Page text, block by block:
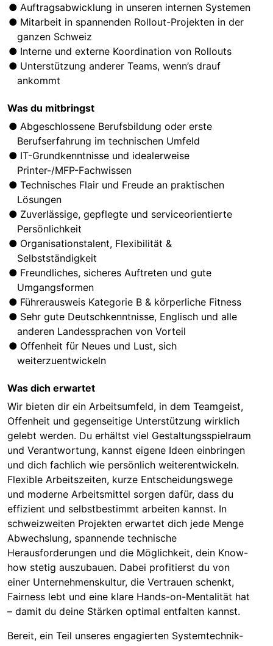
Auftragsabwicklung in unseren internen Systemen
Mitarbeit in spannenden Rollout-Projekten in der
ganzen Schweiz
Interne und externe Koordination von Rollouts
Unterstützung anderer Teams, wenn’s drauf
ankommt
Was du mitbringst
Abgeschlossene Berufsbildung oder erste
Berufserfahrung im technischen Umfeld
IT-Grundkenntnisse und idealerweise
Printer-/MFP-Fachwissen
Technisches Flair und Freude an praktischen
Lösungen
Zuverlässige, gepflegte und serviceorientierte
Persönlichkeit
Organisationstalent, Flexibilität &
Selbstständigkeit
Freundliches, sicheres Auftreten und gute
Umgangsformen
Führerausweis Kategorie B & körperliche Fitness
Sehr gute Deutschkenntnisse, Englisch und alle
anderen Landessprachen von Vorteil
Offenheit für Neues und Lust, sich
weiterzuentwickeln
Was dich erwartet
Wir bieten dir ein Arbeitsumfeld, in dem Teamgeist,
Offenheit und gegenseitige Unterstützung wirklich
gelebt werden. Du erhältst viel Gestaltungsspielraum
und Verantwortung, kannst eigene Ideen einbringen
und dich fachlich wie persönlich weiterentwickeln.
Flexible Arbeitszeiten, kurze Entscheidungswege
und moderne Arbeitsmittel sorgen dafür, dass du
effizient und selbstbestimmt arbeiten kannst. In
schweizweiten Projekten erwartet dich jede Menge
Abwechslung, spannende technische
Herausforderungen und die Möglichkeit, dein Know-
how stetig auszubauen. Dabei profitierst du von
einer Unternehmenskultur, die Vertrauen schenkt,
Fairness lebt und eine klare Hands-on-Mentalität hat
– damit du deine Stärken optimal entfalten kannst.
Bereit, ein Teil unseres engagierten Systemtechnik-